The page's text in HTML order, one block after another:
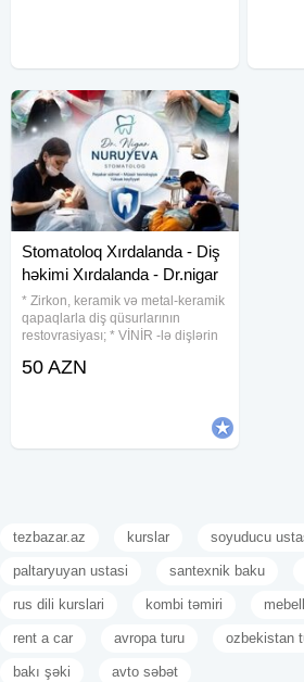
Stomatoloq Xırdalanda - Diş
həkimi Xırdalanda - Dr.nigar
* Zirkon, keramik və metal-keramik
qapaqlarla diş qüsurlarının
restovrasiyası; * VİNİR -lə dişlərin
əyriliyinin korreksiyası; *
50 AZN
tezbazar.az kurslar soyuducu
paltaryuyan ustasi santexnik baku
rus dili kurslari kombi təmiri
rent a car avropa turu ozbekistan
bakı şəki avto səbət